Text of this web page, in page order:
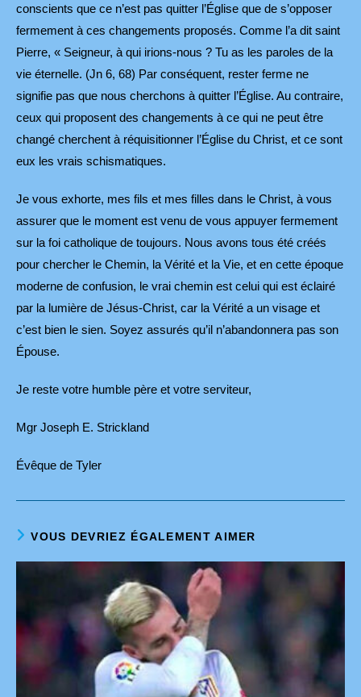
conscients que ce n’est pas quitter l’Église que de s’opposer
fermement à ces changements proposés. Comme l’a dit saint
Pierre, « Seigneur, à qui irions-nous ? Tu as les paroles de la
vie éternelle. (Jn 6, 68) Par conséquent, rester ferme ne
signifie pas que nous cherchons à quitter l’Église. Au contraire,
ceux qui proposent des changements à ce qui ne peut être
changé cherchent à réquisitionner l’Église du Christ, et ce sont
eux les vrais schismatiques.
Je vous exhorte, mes fils et mes filles dans le Christ, à vous
assurer que le moment est venu de vous appuyer fermement
sur la foi catholique de toujours. Nous avons tous été créés
pour chercher le Chemin, la Vérité et la Vie, et en cette époque
moderne de confusion, le vrai chemin est celui qui est éclairé
par la lumière de Jésus-Christ, car la Vérité a un visage et
c’est bien le sien. Soyez assurés qu’il n’abandonnera pas son
Épouse.
Je reste votre humble père et votre serviteur,
Mgr Joseph E. Strickland
Évêque de Tyler
VOUS DEVRIEZ ÉGALEMENT AIMER